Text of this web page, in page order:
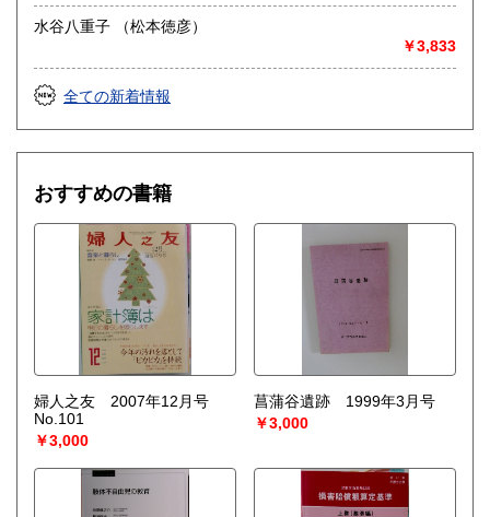
水谷八重子 （松本徳彦）
￥3,833
全ての新着情報
おすすめの書籍
婦人之友 2007年12月号
No.101
￥3,000
菖蒲谷遺跡 1999年3月号
￥3,000